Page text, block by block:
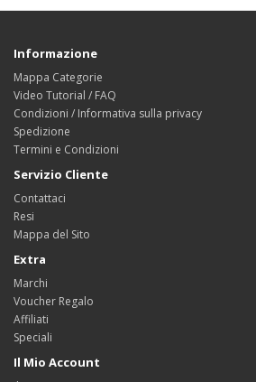
Informazione
Mappa Categorie
Video Tutorial / FAQ
Condizioni / Informativa sulla privacy
Spedizione
Termini e Condizioni
Servizio Cliente
Contattaci
Resi
Mappa del Sito
Extra
Marchi
Voucher Regalo
Affiliati
Speciali
Il Mio Account